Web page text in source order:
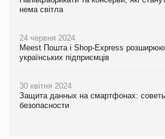
нема світла
24 червня 2024
Meest Пошта і Shop-Express
українських підприємців
30 квітня 2024
Защита данных на смартфонах:
безопасности